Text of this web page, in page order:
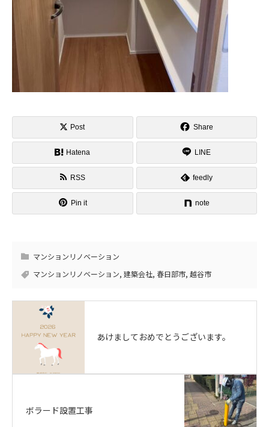
Post Share
Hatena LINE
RSS feedly
Pin it note
マンションリノベーション
マンションリノベーション, 建築会社, 春日部市, 越谷市
あけましておめでとうございます。
ボラード設置工事